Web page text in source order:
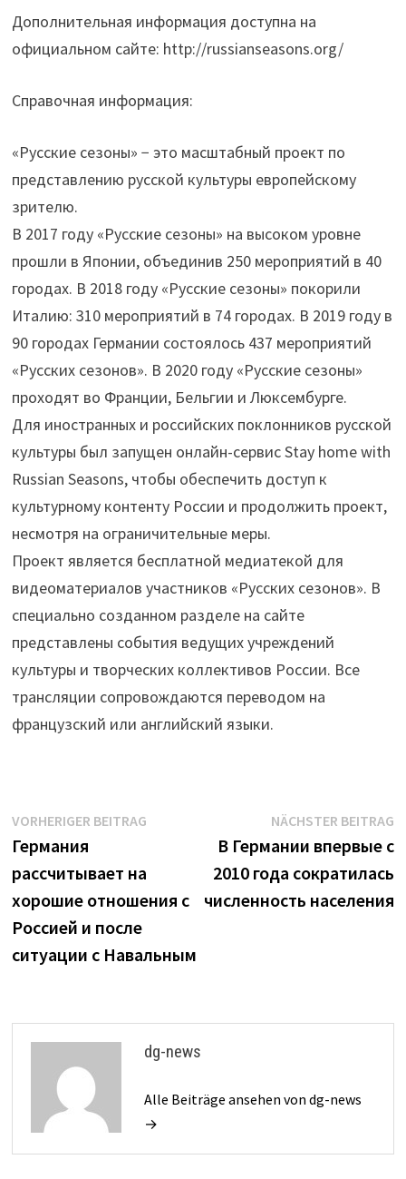
Дополнительная информация доступна на
официальном сайте: http://russianseasons.org/
Справочная информация:
«Русские сезоны» − это масштабный проект по
представлению русской культуры европейскому
зрителю.
В 2017 году «Русские сезоны» на высоком уровне
прошли в Японии, объединив 250 мероприятий в 40
городах. В 2018 году «Русские сезоны» покорили
Италию: 310 мероприятий в 74 городах. В 2019 году в
90 городах Германии состоялось 437 мероприятий
«Русских сезонов». В 2020 году «Русские сезоны»
проходят во Франции, Бельгии и Люксембурге.
Для иностранных и российских поклонников русской
культуры был запущен онлайн-сервис Stay home with
Russian Seasons, чтобы обеспечить доступ к
культурному контенту России и продолжить проект,
несмотря на ограничительные меры.
Проект является бесплатной медиатекой для
видеоматериалов участников «Русских сезонов». В
специально созданном разделе на сайте
представлены события ведущих учреждений
культуры и творческих коллективов России. Все
трансляции сопровождаются переводом на
французский или английский языки.
Beitrags-
Navigation
VORHERIGER BEITRAGVorheriger
Германия
рассчитывает на
хорошие отношения с
Россией и после
ситуации с Навальным
NÄCHSTER BEITRAG
В Германии впервые с
2010 года сократилась
численность населения
dg-news
Alle Beiträge ansehen von dg-news
→